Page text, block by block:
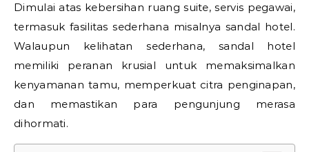
Dimulai atas kebersihan ruang suite, servis pegawai,
termasuk fasilitas sederhana misalnya sandal hotel.
Walaupun kelihatan sederhana, sandal hotel
memiliki peranan krusial untuk memaksimalkan
kenyamanan tamu, memperkuat citra penginapan,
dan memastikan para pengunjung merasa
dihormati.